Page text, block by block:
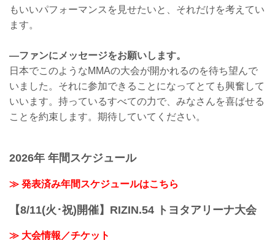
もいいパフォーマンスを見せたいと、それだけを考えてい
ます。
—ファンにメッセージをお願いします。
日本でこのようなMMAの大会が開かれるのを待ち望んで
いました。それに参加できることになってとても興奮して
いいます。持っているすべての力で、みなさんを喜ばせる
ことを約束します。期待していてください。
2026年 年間スケジュール
≫ 発表済み年間スケジュールはこちら
【8/11(火･祝)開催】RIZIN.54 トヨタアリーナ大会
≫ 大会情報／チケット